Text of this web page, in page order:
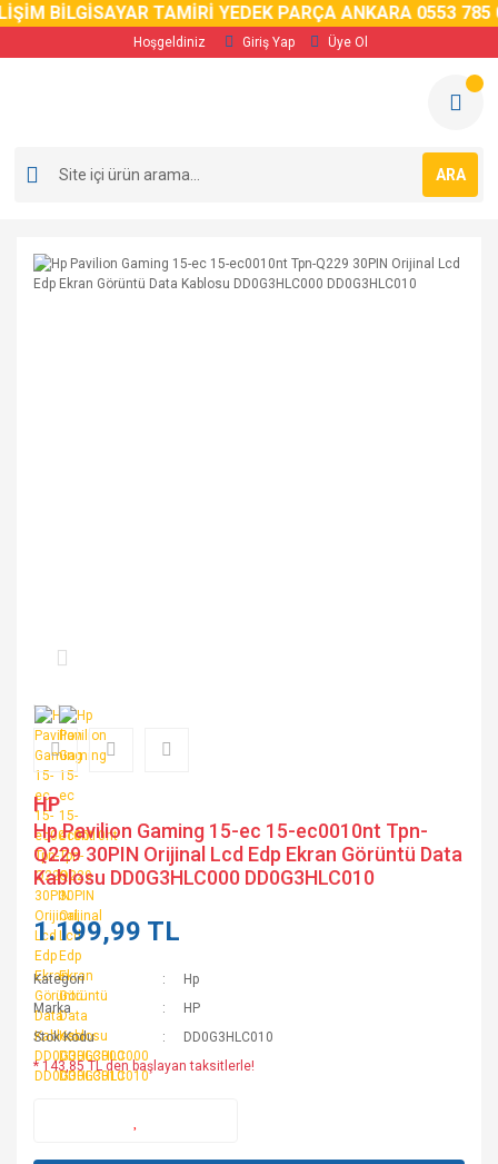
BİLGİSAYAR TAMİRİ YEDEK PARÇA ANKARA 0553 785 02
Hoşgeldiniz Giriş Yap Üye Ol
ARA
HP
Hp Pavilion Gaming 15-ec 15-ec0010nt Tpn-
Q229 30PIN Orijinal Lcd Edp Ekran Görüntü Data
Kablosu DD0G3HLC000 DD0G3HLC010
1.199,99 TL
Kategori
Hp
Marka
HP
Stok Kodu
DD0G3HLC010
* 143,85 TL den başlayan taksitlerle!